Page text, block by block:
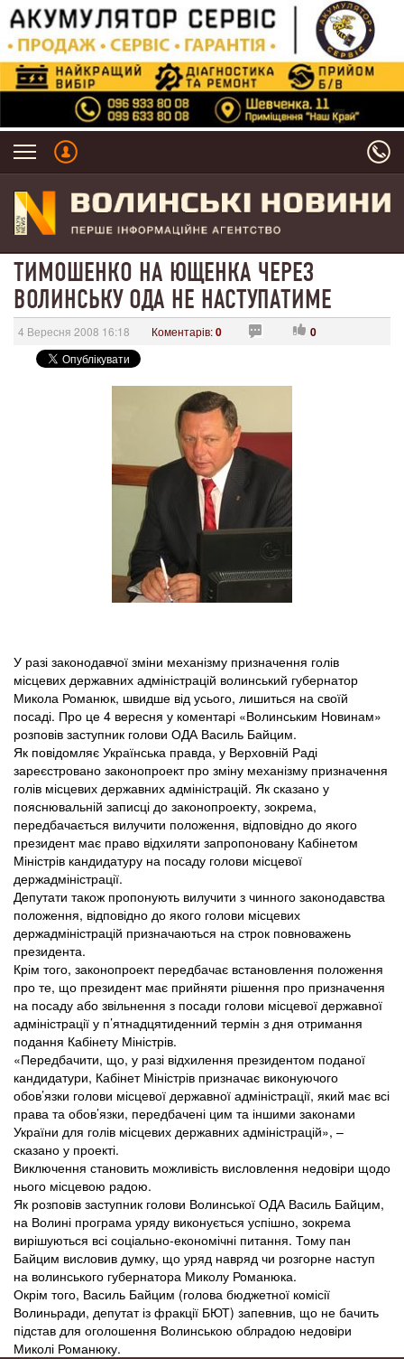
ТИМОШЕНКО НА ЮЩЕНКА ЧЕРЕЗ
ВОЛИНСЬКУ ОДА НЕ НАСТУПАТИМЕ
4 Вересня 2008 16:18 Коментарів:0 0
У разі законодавчої зміни механізму призначення голів
місцевих державних адміністрацій волинський губернатор
Микола Романюк, швидше від усього, лишиться на своїй
посаді. Про це 4 вересня у коментарі «Волинським Новинам»
розповів заступник голови ОДА Василь Байцим.
Як повідомляє Українська правда, у Верховній Раді
зареєстровано законопроект про зміну механізму призначення
голів місцевих державних адміністрацій. Як сказано у
пояснювальній записці до законопроекту, зокрема,
передбачається вилучити положення, відповідно до якого
президент має право відхиляти запропоновану Кабінетом
Міністрів кандидатуру на посаду голови місцевої
держадміністрації.
Депутати також пропонують вилучити з чинного законодавства
положення, відповідно до якого голови місцевих
держадміністрацій призначаються на строк повноважень
президента.
Крім того, законопроект передбачає встановлення положення
про те, що президент має прийняти рішення про призначення
на посаду або звільнення з посади голови місцевої державної
адміністрації у п’ятнадцятиденний термін з дня отримання
подання Кабінету Міністрів.
«Передбачити, що, у разі відхилення президентом поданої
кандидатури, Кабінет Міністрів призначає виконуючого
обов’язки голови місцевої державної адміністрації, який має всі
права та обов’язки, передбачені цим та іншими законами
України для голів місцевих державних адміністрацій», –
сказано у проекті.
Виключення становить можливість висловлення недовіри щодо
нього місцевою радою.
Як розповів заступник голови Волинської ОДА Василь Байцим,
на Волині програма уряду виконується успішно, зокрема
вирішуються всі соціально-економічні питання. Тому пан
Байцим висловив думку, що уряд навряд чи розгорне наступ
на волинського губернатора Миколу Романюка.
Окрім того, Василь Байцим (голова бюджетної комісії
Волиньради, депутат із фракції БЮТ) запевнив, що не бачить
підстав для оголошення Волинською облрадою недовіри
Миколі Романюку.